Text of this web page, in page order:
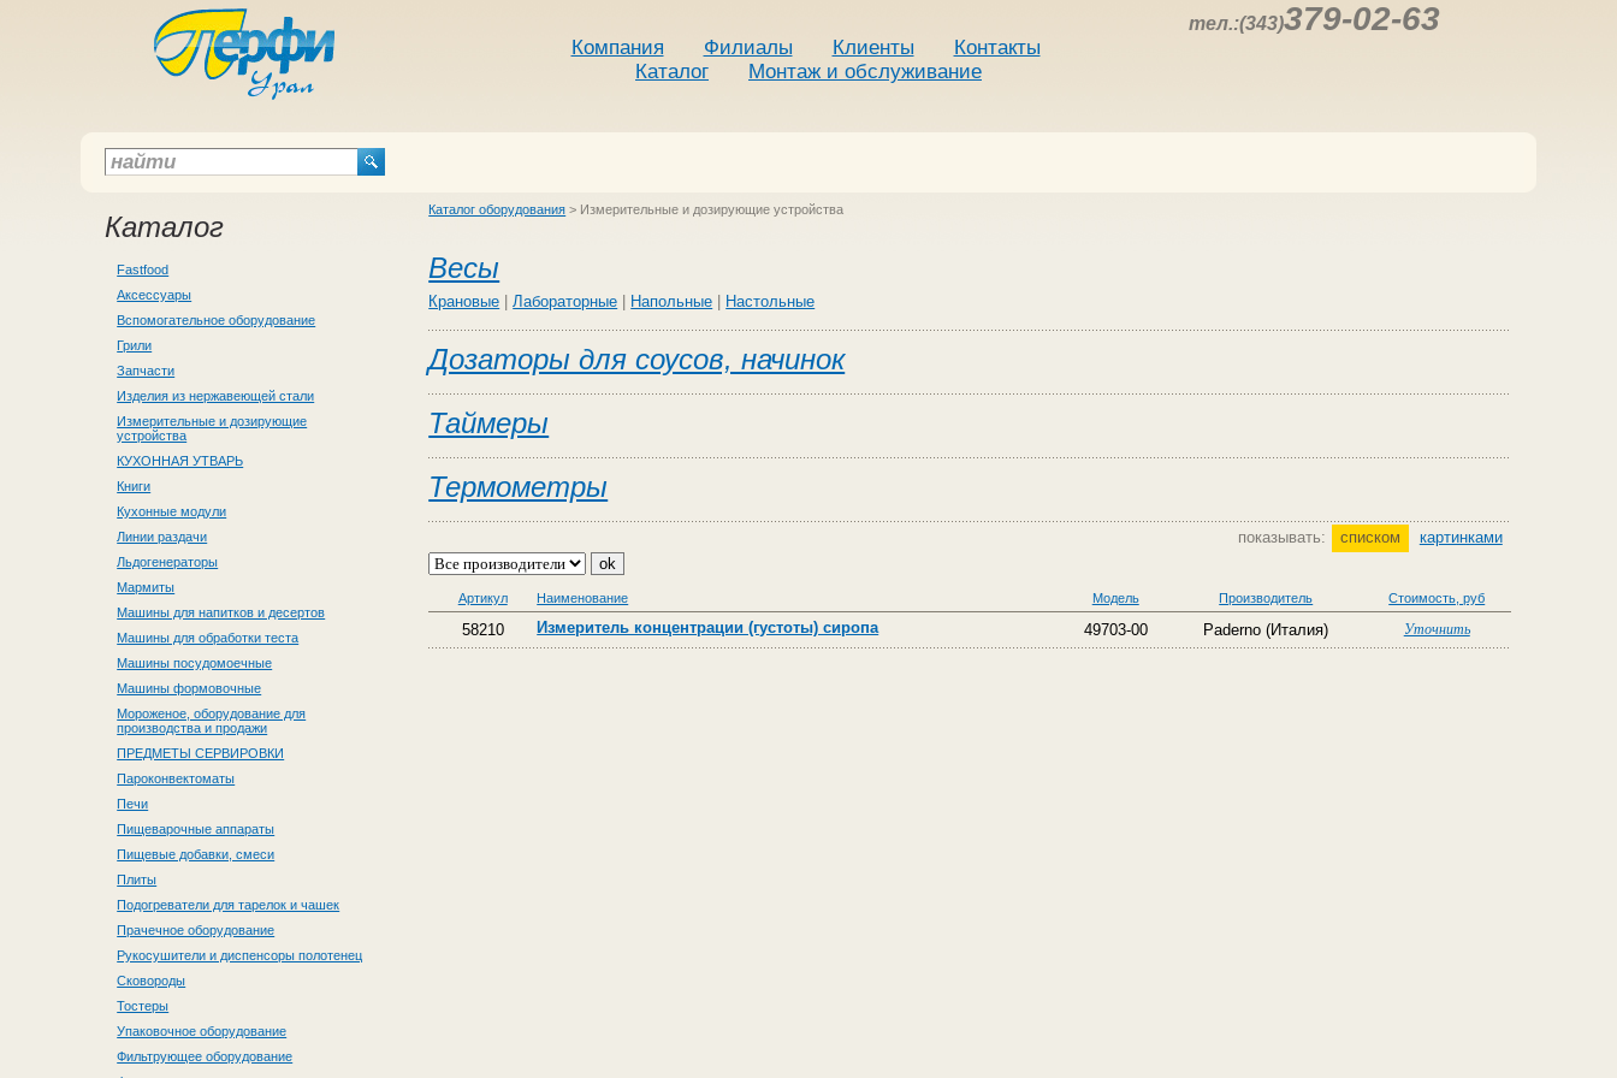
тел.:(343)379-02-63
Компания Филиалы Клиенты
Контакты
Каталог
Монтаж и обслуживание
Каталог
Fastfood
Аксессуары
Вспомогательное оборудование
Грили
Запчасти
Изделия из нержавеющей стали
Измерительные и дозирующие
устройства
КУХОННАЯ УТВАРЬ
Книги
Кухонные модули
Линии раздачи
Льдогенераторы
Мармиты
Машины для напитков и десертов
Машины для обработки теста
Машины посудомоечные
Машины формовочные
Мороженое, оборудование для
производства и продажи
ПРЕДМЕТЫ СЕРВИРОВКИ
Пароконвектоматы
Печи
Пищеварочные аппараты
Пищевые добавки, смеси
Плиты
Подогреватели для тарелок и чашек
Прачечное оборудование
Рукосушители и диспенсоры полотенец
Сковороды
Тостеры
Упаковочное оборудование
Фильтрующее оборудование
Каталог оборудования > Измерительные и дозирующие устройства
Весы
Крановые |Лабораторные Напольные Настольные
Дозаторы для соусов, начинок
Таймеры
Термометры
показывать: списком картинками
Артикул Наименование Модель Производитель Стоимость, руб
58210 Измеритель концентрации (густоты) сиропа 49703-00 Paderno (Италия) Уточнить